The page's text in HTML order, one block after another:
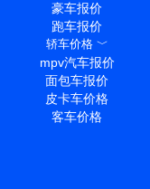
豪车报价
跑车报价
轿车价格﹀
mpv汽车报价
面包车报价
皮卡车价格
客车价格